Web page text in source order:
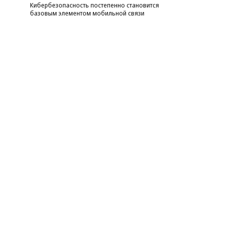
Кибербезопасность постепенно становится
базовым элементом мобильной связи